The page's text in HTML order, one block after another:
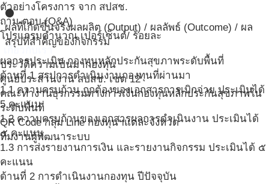
ตัวอย่างโครงการ จาก สปสช.
ถาม-ตอบ (Q&A)
โปรแกรมคำนวณ เปอร์เซ็นต์/ ร้อยละ
เกี่ยวกับเรา
ประวัติความเป็นมากองทุน
ศูนย์ประสานงาน สปสช. เขต 12
คณะทำงานธุรกรรมทางการเงินกองทุนหลักประกันสุขภาพใน
ระดับพื้นที่
QR Code กลุ่ม Line กองทุนฯแต่ละจังหวัด
ทีมงานผู้พัฒนาระบบ
circle
ผลที่เกิดขึ้นจริงผลผลิต (Output) / ผลลัพธ์ (Outcome) / ผล
สรุปที่สำคัญของกิจกรรม
ผลการประเมิน กองทุนหลักประกันสุขภาพระดับพื้นที่
ด้านที่ 1 สรุปการดำเนินงานกองทุนที่ผ่านมา
1.1 ความครบถ้วน ถูกต้องของเอกสารการเบิกจ่าย ประเมินได้
5 คะแนน
1.2 ความครบถ้วนของเอกสารผลการดำเนินงาน ประเมินได้
๕ คะแนน
1.3 การส่งรายงานการเงิน และรายงานกิจกรรม ประเมินได้ ๕
คะแนน
ด้านที่ 2 การดำเนินงานกองทุน ปีปัจจุบัน